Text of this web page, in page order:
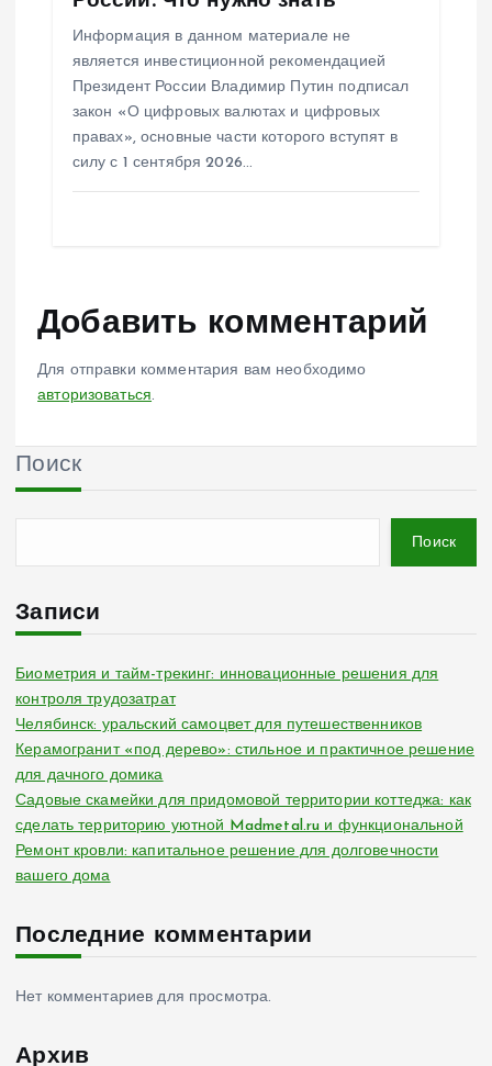
Информация в данном материале не
является инвестиционной рекомендацией
Президент России Владимир Путин подписал
закон «О цифровых валютах и цифровых
правах», основные части которого вступят в
силу с 1 сентября 2026…
Добавить комментарий
Для отправки комментария вам необходимо
авторизоваться.
Поиск
Поиск
Записи
Биометрия и тайм-трекинг: инновационные решения для
контроля трудозатрат
Челябинск: уральский самоцвет для путешественников
Керамогранит «под дерево»: стильное и практичное решение
для дачного домика
Садовые скамейки для придомовой территории коттеджа: как
сделать территорию уютной Madmetal.ru и функциональной
Ремонт кровли: капитальное решение для долговечности
вашего дома
Последние комментарии
Нет комментариев для просмотра.
Архив